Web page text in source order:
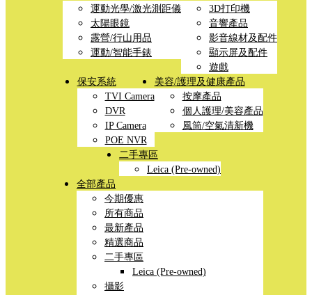
運動光學/激光測距儀
太陽眼鏡
露營/行山用品
運動/智能手錶
3D打印機
音響產品
影音線材及配件
顯示屏及配件
遊戲
保安系統
TVI Camera
DVR
IP Camera
POE NVR
美容/護理及健康產品
按摩產品
個人護理/美容產品
風筒/空氣清新機
二手專區
Leica (Pre-owned)
全部產品
今期優惠
所有商品
最新產品
精選商品
二手專區
Leica (Pre-owned)
攝影